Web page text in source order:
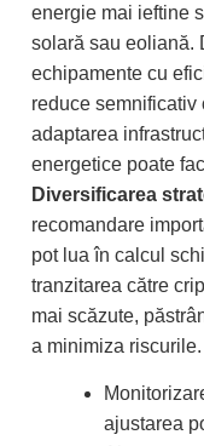
energie mai ieftine
solară sau eoliană.
echipamente cu
reduce semnificativ
adaptarea
energetice poate
Diversificarea
recomandare
pot lua în calcul
tranzitarea către
mai scăzute,
a minimiza
ajustarea